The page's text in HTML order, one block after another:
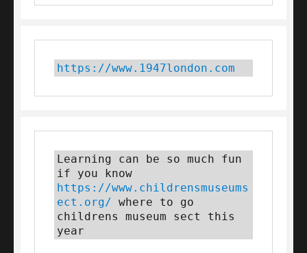
https://www.1947london.com
Learning can be so much fun
https://www.childrensmuseums
ect.org/ where to go
childrens museum sect this
year